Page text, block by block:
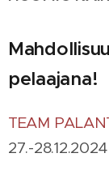
pelaajana!
TEAM
27.-28.12.2024